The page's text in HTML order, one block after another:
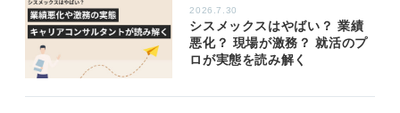
2026.7.30
シスメックスはやばい？ 業績
悪化？ 現場が激務？ 就活のプ
ロが実態を読み解く